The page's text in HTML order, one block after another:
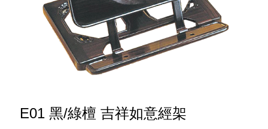
E01 黑/綠檀 吉祥如意經架